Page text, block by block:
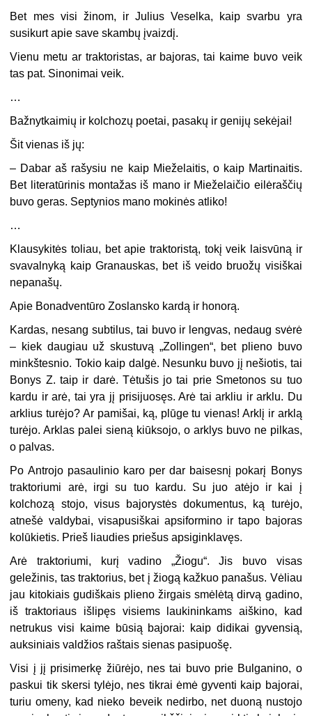
Bet mes visi žinom, ir Julius Veselka, kaip svarbu yra
susikurt apie save skambų įvaizdį.
Vienu metu ar traktoristas, ar bajoras, tai kaime buvo veik
tas pat. Sinonimai veik.
…
Bažnytkaimių ir kolchozų poetai, pasakų ir genijų sekėjai!
Šit vienas iš jų:
– Dabar aš rašysiu ne kaip Mieželaitis, o kaip Martinaitis.
Bet literatūrinis montažas iš mano ir Mieželaičio eilėraščių
buvo geras. Septynios mano mokinės atliko!
…
Klausykitės toliau, bet apie traktoristą, tokį veik laisvūną ir
svavalnyką kaip Granauskas, bet iš veido bruožų visiškai
nepanašų.
Apie Bonadventūro Zoslansko kardą ir honorą.
Kardas, nesang subtilus, tai buvo ir lengvas, nedaug svėrė
– kiek daugiau už skustuvą „Zollingen“, bet plieno buvo
minkštesnio. Tokio kaip dalgė. Nesunku buvo jį nešiotis, tai
Bonys Z. taip ir darė. Tėtušis jo tai prie Smetonos su tuo
kardu ir arė, tai yra jį prisijuosęs. Arė tai arkliu ir arklu. Du
arklius turėjo? Ar pamišai, ką, plūge tu vienas! Arklį ir arklą
turėjo. Arklas palei sieną kiūksojo, o arklys buvo ne pilkas,
o palvas.
Po Antrojo pasaulinio karo per dar baisesnį pokarį Bonys
traktoriumi arė, irgi su tuo kardu. Su juo atėjo ir kai į
kolchozą stojo, visus bajorystės dokumentus, ką turėjo,
atnešė valdybai, visapusiškai apsiformino ir tapo bajoras
kolūkietis. Prieš liaudies priešus apsiginklavęs.
Arė traktoriumi, kurį vadino „Žiogu“. Jis buvo visas
geležinis, tas traktorius, bet į žiogą kažkuo panašus. Vėliau
jau kitokiais gudiškais plieno žirgais smėlėtą dirvą gadino,
iš traktoriaus išlipęs visiems laukininkams aiškino, kad
netrukus visi kaime būsią bajorai: kaip didikai gyvensią,
auksiniais valdžios raštais sienas pasipuošę.
Visi į jį prisimerkę žiūrėjo, nes tai buvo prie Bulganino, o
paskui tik skersi tylėjo, nes tikrai ėmė gyventi kaip bajorai,
turiu omeny, kad nieko beveik nedirbo, net duoną nustojo